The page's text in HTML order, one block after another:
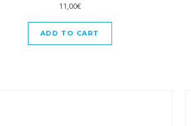
11,00€
ADD TO CART